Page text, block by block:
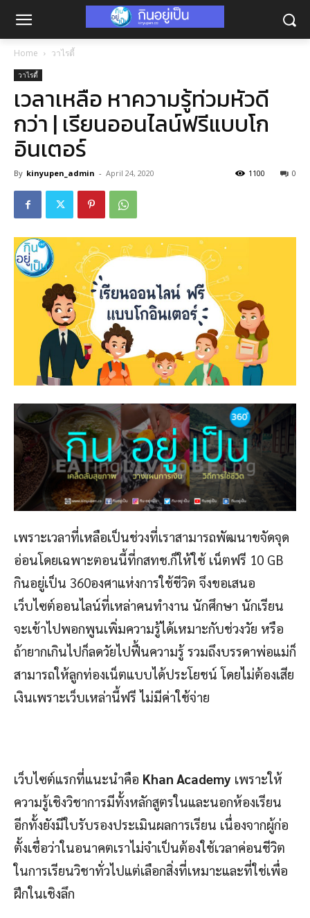
Home วาไรตี้
วาไรตี้
เวลาเหลือ หาความรู้ท่วมหัวดี
กว่า | เรียนออนไลน์ฟรีแบบโก
อินเตอร์
By kinyupen_admin - April 24, 2020 0
1100
เพราะเวลาที่เหลือเป็นช่วงที่เราสามารถพัฒนาขจัดจุด
อ่อนโดยเฉพาะตอนนี้ที่กสทช.ก็ให้ใช้ เน็ตฟรี 10 GB
กินอยู่เป็น 360องศาแห่งการใช้ชีวิต จึงขอเสนอ
เว็บไซต์ออนไลน์ที่เหล่าคนทำงาน นักศึกษา นักเรียน
จะเข้าไปพอกพูนเพิ่มความรู้ได้เหมาะกับช่วงวัย หรือ
ถ้ายากเกินไปก็ลดวัยไปฟื้นความรู้ รวมถึงบรรดาพ่อแม่ก็
สามารถให้ลูกท่องเน็ตแบบได้ประโยชน์ โดยไม่ต้องเสีย
เงินเพราะเว็บเหล่านี้ฟรี ไม่มีค่าใช้จ่าย
เว็บไซต์แรกที่แนะนำคือ Khan Academy เพราะให้
ความรู้เชิงวิชาการมีทั้งหลักสูตรในและนอกห้องเรียน
อีกทั้งยังมีใบรับรองประเมินผลการเรียน เนื่องจากผู้ก่อ
ตั้งเชื่อว่าในอนาคตเราไม่จำเป็นต้องใช้เวลาค่อนชีวิต
ในการเรียนวิชาทั่วไปแต่เลือกสิ่งที่เหมาะและที่ใช่เพื่อ
ฝึกในเชิงลึก